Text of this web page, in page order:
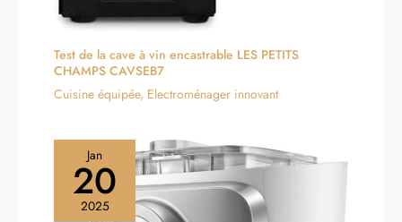
Test de la cave à vin encastrable LES PETITS
CHAMPS CAVSEB7
Cuisine équipée, Electroménager innovant
Jan
20
2025